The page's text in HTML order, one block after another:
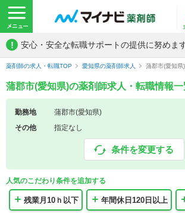
! 安心・安全な転職サポートの提供に努めます
薬剤師の求人・転職TOP 愛知県の薬剤師求人 蒲郡市(愛知県
蒲郡市(愛知県)の薬剤師求人・転職情報一
勤務地
蒲郡市(愛知県)
その他
指定なし
条件を変更する
人気のこだわり条件を追加する
残業月10ｈ以下 年間休日120日以上